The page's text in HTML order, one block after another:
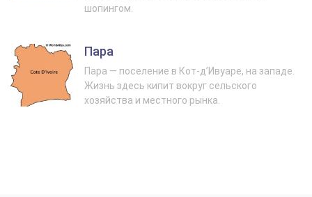
шопингом.
Пара
Пара — поселение в Кот-д’Ивуаре, на западе.
Жизнь здесь кипит вокруг сельского
хозяйства и местного рынка.